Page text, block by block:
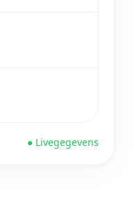
● Livegegevens